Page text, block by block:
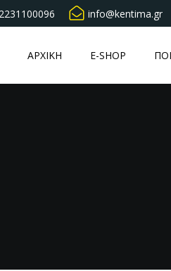
2231100096 info@kentima.gr
ΑΡΧΙΚΗ E-SHOP